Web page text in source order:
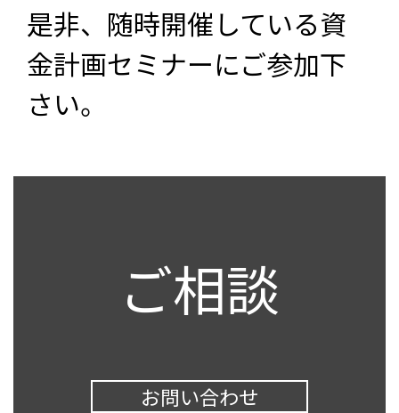
是非、随時開催している資
金計画セミナーにご参加下
さい。
ご相談
お問い合わせ